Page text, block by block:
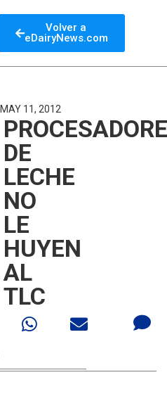
Volver a
eDairyNews.com
MAY 11, 2012
DE
LECHE
NO
LE
HUYEN
AL
TLC